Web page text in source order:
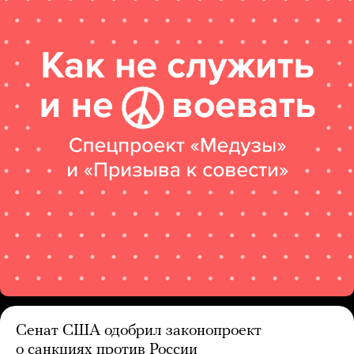
Сенат США одобрил законопроект
о санкциях против России